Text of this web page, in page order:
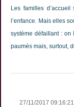
Les familles
l’enfance. Mais elles
système défaillant : on
paumés mais, surtout,
27/11/2017 09:16:21